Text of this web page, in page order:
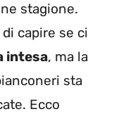
stagione.
capire se ci
intesa, ma la
sta
Ecco